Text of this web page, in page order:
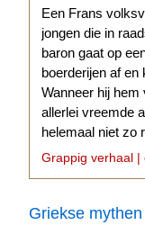
Een Frans
jongen die in
baron gaat op
boerderijen af en
Wanneer hij
allerlei vreemde
helemaal niet zo
Grappig verhaal |
Griekse